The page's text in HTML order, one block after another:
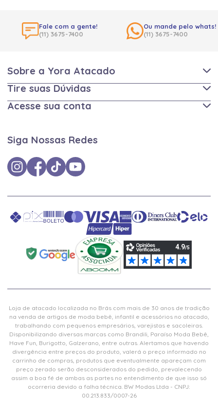
Fale com a gente!
(11) 3675-7400
Ou mande pelo whats!
(11) 3675-7400
Sobre a Yora Atacado
Tire suas Dúvidas
Acesse sua conta
Siga Nossas Redes
Loja de atacado localizada no Brás com mais de 30 anos de tradição
na venda de artigos de moda bebê, infantil e acessórios no atacado,
trabalhando com pequenos empresários, varejistas e sacoleiras.
Disponibilizando diversas marcas como Brandili, Paraíso Moda Bebê,
Have Fun, Burigotto, Galzerano, entre outras. Alertamos que havendo
divergência entre preços do produto, valerá o preço informado no
carrinho de compras, produtos que eventualmente apareçam com
preço zerado serão desconsiderados do pedido, prevalecendo
assim a boa fé de ambas as partes no entendimento de que isso só
ocorreria devido a falha técnica. BW Modas Ltda - CNPJ:
00.213.833/0007-26